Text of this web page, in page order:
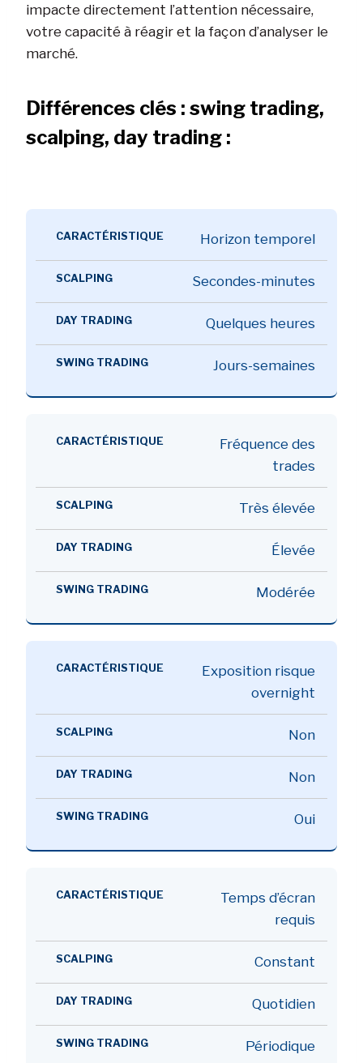
impacte directement l’attention nécessaire,
votre capacité à réagir et la façon d’analyser le
marché.
Différences clés : swing trading,
scalping, day trading :
Horizon temporel
Secondes-minutes
Quelques heures
Jours-semaines
Fréquence des
trades
Très élevée
Élevée
Modérée
Exposition risque
overnight
Non
Non
Oui
Temps d’écran
requis
Constant
Quotidien
Périodique